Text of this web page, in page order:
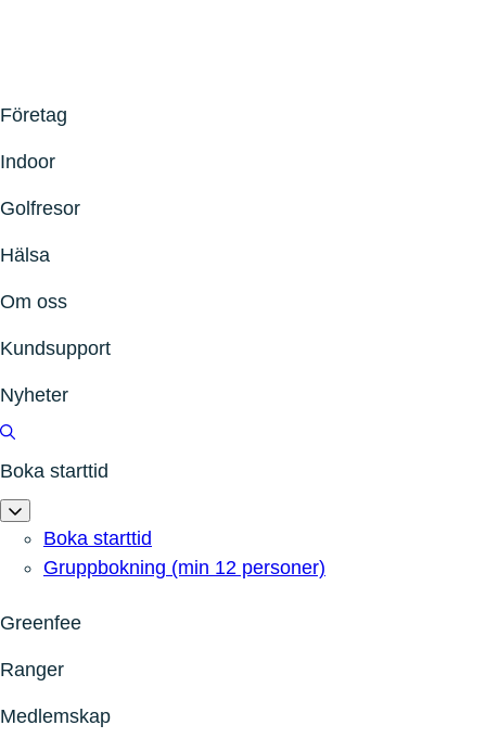
Företag
Indoor
Golfresor
Hälsa
Om oss
Kundsupport
Nyheter
Boka starttid
Boka starttid
Gruppbokning (min 12 personer)
Greenfee
Ranger
Medlemskap